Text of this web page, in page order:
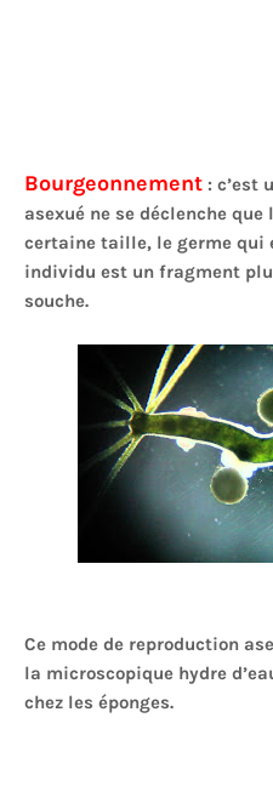
Bourgeonnement : c’est
asexué ne se déclenche
certaine taille, le germe qui
individu est un fragment
souche.
Ce mode de reproduction
la microscopique hydre
chez les éponges.